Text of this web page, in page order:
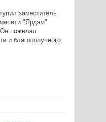
заместитель
"Ярдэм"
Он пожелал
и благополучного